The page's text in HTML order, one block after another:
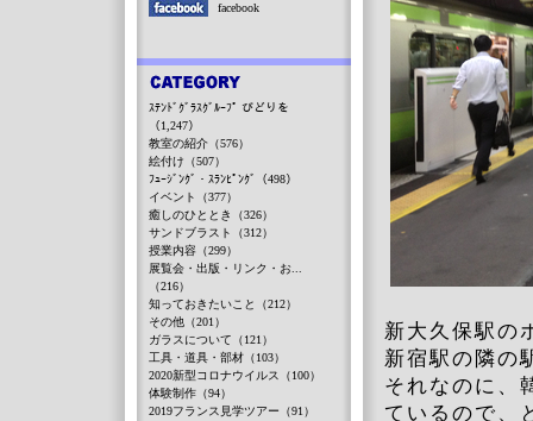
新大久保駅の
新宿駅の隣の
それなのに、
ているので、
facebook
ｽﾃﾝﾄﾞｸﾞﾗｽｸﾞﾙｰﾌﾟ びどりを
（1,247）
教室の紹介（576）
絵付け（507）
ﾌｭｰｼﾞﾝｸﾞ・ｽﾗﾝﾋﾟﾝｸﾞ（498）
イベント（377）
癒しのひととき（326）
サンドブラスト（312）
授業内容（299）
展覧会・出版・リンク・お...
（216）
知っておきたいこと（212）
その他（201）
ガラスについて（121）
工具・道具・部材（103）
2020新型コロナウイルス（100）
体験制作（94）
2019フランス見学ツアー（91）